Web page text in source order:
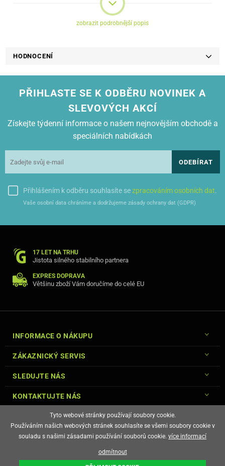
Technologie: zinko-uhlíková
zobrazit podrobnější popis
HODNOCENÍ
PŘIHLASTE SE K ODBĚRU NOVINEK A
SLEVOVÝCH AKCÍ
Získejte týdenní informace o našem nejnovějším obchodě a
speciálních nabídkách
ODEBÍRAT
Přihlášením k odběru souhlasíte sezpracováním osobních dat.
Vaše osobní data chráníme a dodržujeme zásady ochrany dat (GDPR)
17 LET NA TRHU
Jistota silného stabilního partnera
EXPRES DOPRAVA
Většinu zboží Vám doručíme do celé EU
INFORMACE O NÁKUPU
ZÁKAZNICKÝ SERVIS
SLEDUJTE NÁS
KONTAKTUJTE NÁS
E-shop vytvořila
Tyto webové stránky používají soubory cookie.
Používáním našich webových stránek souhlasíte se všemi soubory cookie v
souladu s našimi zásadami používání souborů cookie. více informací
odmítnout